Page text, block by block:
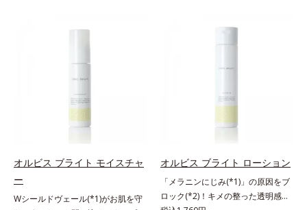
ーチする初期エイジングケアシリー
れ防止有効成分として、「DF-パン
テノール(*3)」を国内唯一(*4)、高
濃度で配合。角層のバリア機能にア
にゆらがない肌を叶えます。そし
成分「MCアクティベーター
(*5)」。肌のうるおいを引き出し・
SPF25・PA++のUVカット効果のあ
るリップクリームで、顔だけでなく
種類の保湿成分（加水分解コラーゲ
いるから、カサつき・くすみ(*)など
ち。通常色は、どんな肌色にも似合
うカラーで、唇を美しく魅せながら
ケアします。マスクに色移りしにく
いので、気兼ねなく使えます。口紅
の下地としてもおすすめです。
オルビス ブライト モイスチャ
ー
Wシールドヴェール(*1)がお肌を守
オルビス ブライト ローション
「メラニンにじみ(*1)」の原因をブ
ロック(*2)！キメの整った透明感